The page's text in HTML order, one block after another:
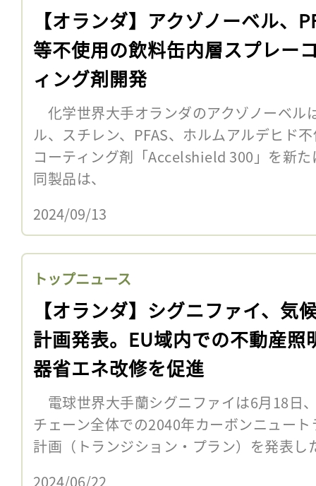
【オランダ】アクゾノーベル、
等不使用の飲料缶内層スプレー
ィング剤開発
化学世界大手オランダのアクゾノーベル
ル、スチレン、PFAS、ホルムアルデヒド
コーティング剤「Accelshield 300」を新
同製品は、
2024/09/13
トップニュース
【オランダ】シグニファイ、気
計画発表。EU域内での不動産照
器省エネ改修を促進
電球世界大手蘭シグニファイは6月18日
チェーン全体での2040年カーボンニュー
計画（トランジション・プラン）を発表
2024/06/22